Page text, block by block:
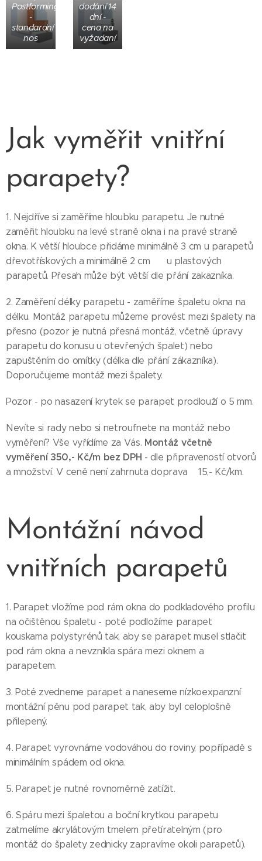
Postforming
-
standardní
nos
dodání 14
dní -
cena na
vyžadaní
Jak vyměřit vnitřní
parapety?
1. Nejdříve si zaměříme hloubku parapetu. Je nutné
zaměřit hloubku na levé straně okna i na pravé straně
okna. K větší hloubce přidáme minimálně 3 cm u parapetů
dřevotřískových a minimálně 2 cm u plastových
parapetů. Přesah může být větší dle přání zakazníka.
2. Zaměření délky parapetu - zaměříme špaletu okna na
délku. Montáž parapetu můžeme provést mezi špalety na
přesno (pozor je nutná přesná montáž, včetně úpravy
parapetu do konusu u otevřených špalet) nebo
zapuštěním do omítky (délka dle přání zákazníka).
Doporučujeme montáž mezi špalety.
Pozor - po nasazení krytek se parapet prodlouží o 5 mm.
Nevíte si rady nebo si netroufnete na montáž nebo
vyměření? Vše vyřídíme za Vás. Montáž včetně
vyměření 350,- Kč/m bez DPH - dle připraveností otvorů
a množství. V ceně není zahrnuta doprava 15,- Kč/km.
Montážní návod
vnitřních parapetů
1. Parapet vložíme pod rám okna do podkladového profilu
na očištěnou špaletu - poté podložíme parapet
kouskama polystyrénů tak, aby se parapet musel stlačit
pod rám okna a nevznikla spára mezi oknem a
parapetem.
3. Poté zvedneme parapet a naneseme nízkoexpanzní
montážní pěnu pod parapet tak, aby byl celoplošně
přilepený.
4. Parapet vyrovnáme vodováhou do roviny, popřípadě s
minimálním spádem od okna.
5. Parapet je nutné rovnoměrně zatížit.
6. Spáru mezi špaletou a boční krytkou parapetu
zatmelíme akrylátovým tmelem přetíratelným (pro
montáž do špalety zednicky zapravíme okoli parapetů).